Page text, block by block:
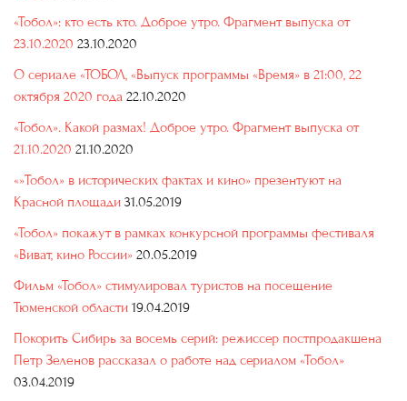
«Тобол»: кто есть кто. Доброе утро. Фрагмент выпуска от
23.10.2020 23.10.2020
О сериале «ТОБОЛ, «Выпуск программы «Время» в 21:00, 22
октября 2020 года 22.10.2020
«Тобол». Какой размах! Доброе утро. Фрагмент выпуска от
21.10.2020 21.10.2020
«»Тобол» в исторических фактах и кино» презентуют на
Красной площади 31.05.2019
«Тобол» покажут в рамках конкурсной программы фестиваля
«Виват, кино России» 20.05.2019
Фильм «Тобол» стимулировал туристов на посещение
Тюменской области 19.04.2019
Покорить Сибирь за восемь серий: режиссер постпродакшена
Петр Зеленов рассказал о работе над сериалом «Тобол»
03.04.2019